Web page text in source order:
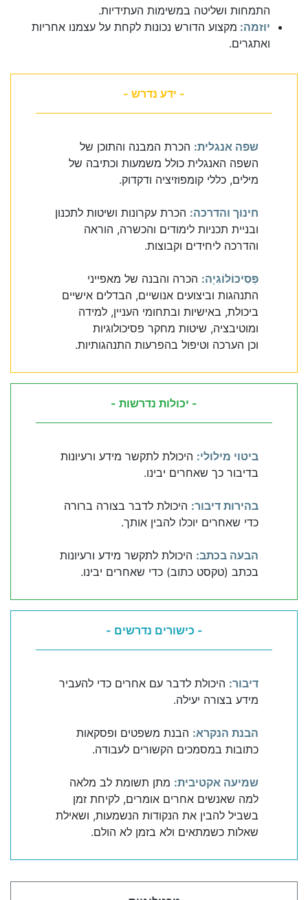
התמחות ושליטה במשימות העתידיות.
יוזמה: מקצוע הדורש נכונות לקחת על עצמנו אחריות
ואתגרים.
- ידע נדרש -
שפה אנגלית: הכרת המבנה והתוכן של
השפה האנגלית כולל משמעות וכתיבה של
מילים, כללי קומפוזיציה ודקדוק.
חינוך והדרכה: הכרת עקרונות ושיטות לתכנון
ובניית תכניות לימודים והכשרה, הוראה
והדרכה ליחידים וקבוצות.
פְּסִיכוֹלוֹגִיָה: הכרה והבנה של מאפייני
התנהגות וביצועים אנושיים, הבדלים אישיים
ביכולת, באישיות ובתחומי העניין, למידה
ומוטיבציה, שיטות מחקר פסיכולוגיות
וכן הערכה וטיפול בהפרעות התנהגותיות.
- יכולות נדרשות -
ביטוי מילולי: היכולת לתקשר מידע ורעיונות
בדיבור כך שאחרים יבינו.
בהירות דיבור: היכולת לדבר בצורה ברורה
כדי שאחרים יוכלו להבין אותך.
הבעה בכתב: היכולת לתקשר מידע ורעיונות
בכתב (טקסט כתוב) כדי שאחרים יבינו.
- כישורים נדרשים -
דיבור: היכולת לדבר עם אחרים כדי להעביר
מידע בצורה יעילה.
הבנת הנקרא: הבנת משפטים ופסקאות
כתובות במסמכים הקשורים לעבודה.
שמיעה אקטיבית: מתן תשומת לב מלאה
למה שאנשים אחרים אומרים, לקיחת זמן
בשביל להבין את הנקודות הנשמעות, ושאילת
שאלות כשמתאים ולא בזמן לא הולם.